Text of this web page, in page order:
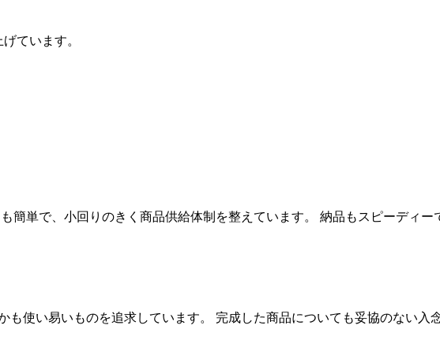
ています。
簡単で、小回りのきく商品供給体制を整えています。 納品もスピーディ
も使い易いものを追求しています。 完成した商品についても妥協のない入